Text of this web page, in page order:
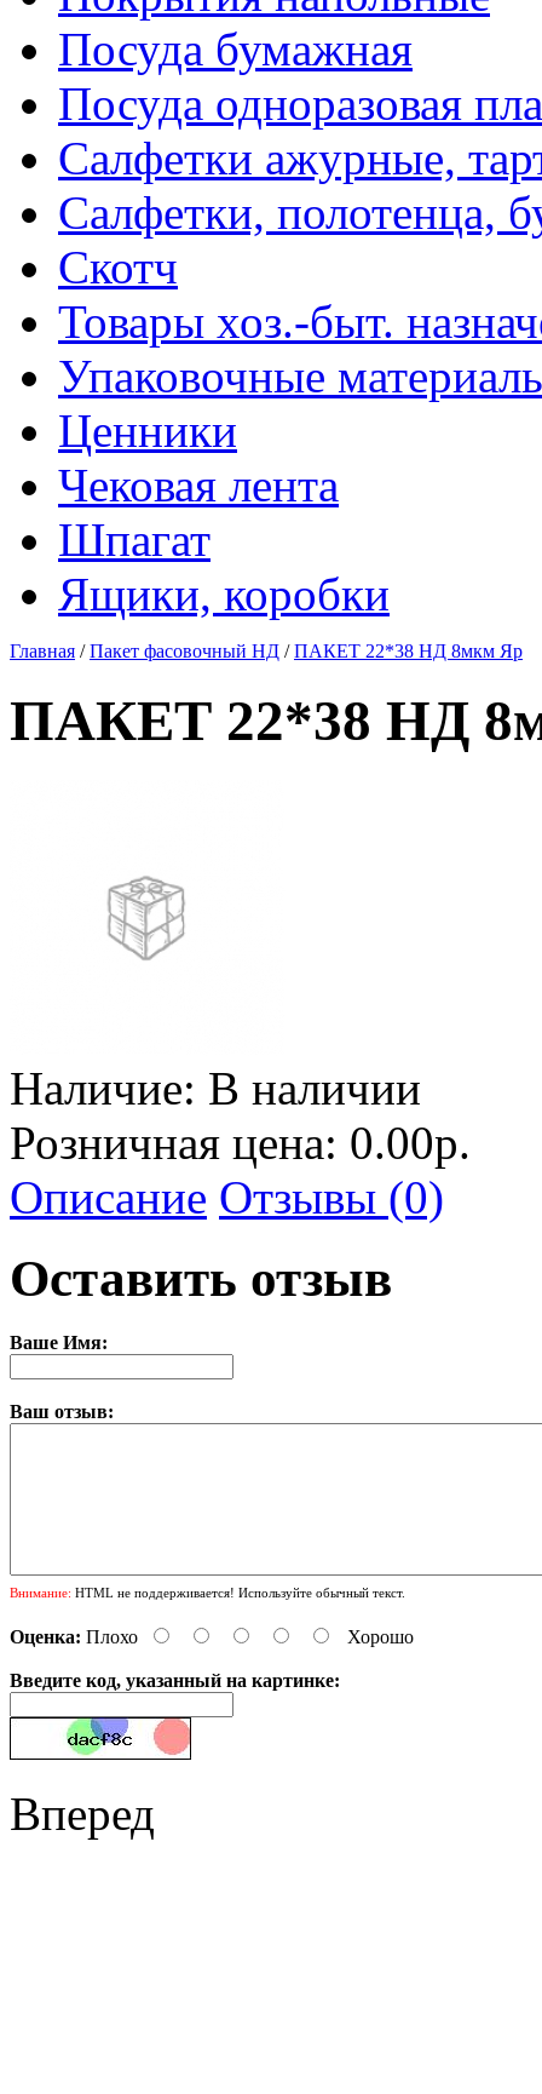
Посуда бумажная
Посуда одноразовая
Салфетки ажурные,
Салфетки, полотенца,
Скотч
Товары хоз.-быт.
Упаковочные
Ценники
Чековая лента
Шпагат
Ящики, коробки
Главная /Пакет фасовочный НД /ПАКЕТ 22*38 НД 8мкм Яр
ПАКЕТ 22*38 НД
Наличие: В наличии
Розничная цена: 0.00р.
Описание Отзывы (0)
Оставить отзыв
Ваше Имя:
Ваш отзыв:
Внимание: HTML не поддерживается! Используйте обычный текст.
Оценка: Плохо Хорошо
Введите код, указанный на картинке:
Вперед